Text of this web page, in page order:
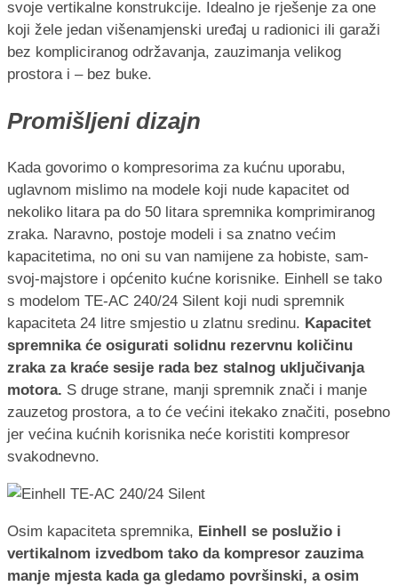
svoje vertikalne konstrukcije. Idealno je rješenje za one
koji žele jedan višenamjenski uređaj u radionici ili garaži
bez kompliciranog održavanja, zauzimanja velikog
prostora i – bez buke.
Promišljeni dizajn
Kada govorimo o kompresorima za kućnu uporabu,
uglavnom mislimo na modele koji nude kapacitet od
nekoliko litara pa do 50 litara spremnika komprimiranog
zraka. Naravno, postoje modeli i sa znatno većim
kapacitetima, no oni su van namijene za hobiste, sam-
svoj-majstore i općenito kućne korisnike. Einhell se tako
s modelom TE-AC 240/24 Silent koji nudi spremnik
kapaciteta 24 litre smjestio u zlatnu sredinu. Kapacitet
spremnika će osigurati solidnu rezervnu količinu
zraka za kraće sesije rada bez stalnog uključivanja
motora. S druge strane, manji spremnik znači i manje
zauzetog prostora, a to će većini itekako značiti, posebno
jer većina kućnih korisnika neće koristiti kompresor
svakodnevno.
Osim kapaciteta spremnika, Einhell se poslužio i
vertikalnom izvedbom tako da kompresor zauzima
manje mjesta kada ga gledamo površinski, a osim